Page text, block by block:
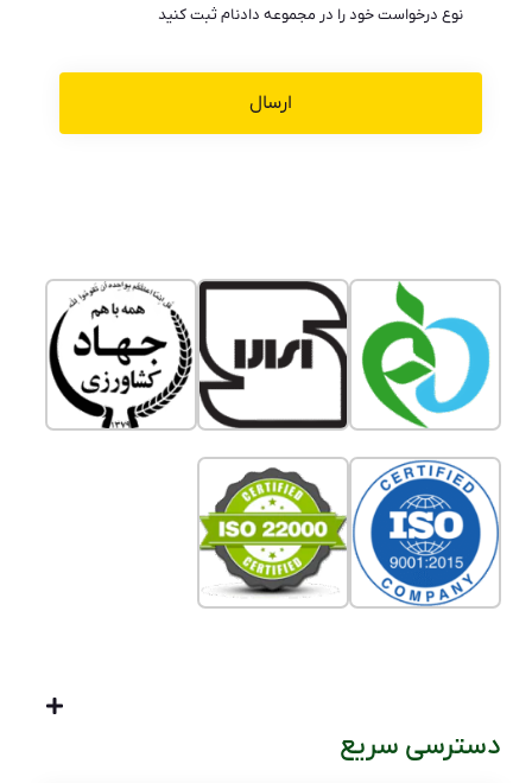
نوع درخواست خود را در مجموعه دادنام ثبت کنید
دسترسی سریع